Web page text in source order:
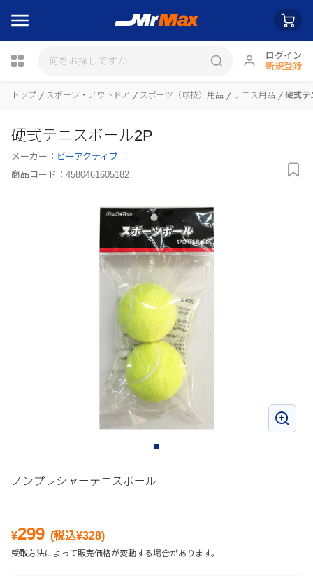
ログイン
新規登録
瓶詰
トップ スポーツ・アウトドア スポーツ（球技）用品 テニス用品 硬式テ
硬式テニスボール2P
メーカー： ビーアクティブ
商品コード： 4580461605182
ノンプレシャーテニスボール
¥299 (税込¥328)
受取方法によって販売価格が変動する場合があります。